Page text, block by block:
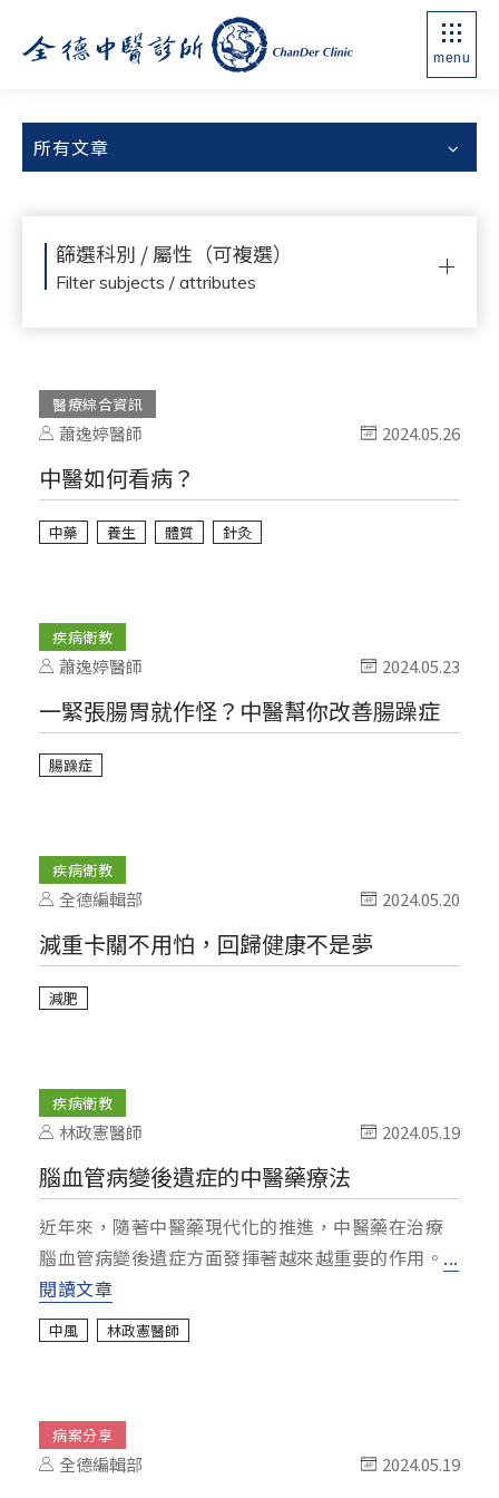
menu
所有文章
篩選科別 / 屬性（可複選）
Filter subjects / attributes
醫療綜合資訊
蕭逸婷醫師 2024.05.26
中醫如何看病？
中藥 養生 體質 針灸
疾病衛教
蕭逸婷醫師 2024.05.23
一緊張腸胃就作怪？中醫幫你改善腸躁症
腸躁症
疾病衛教
全德編輯部 2024.05.20
減重卡關不用怕，回歸健康不是夢
減肥
疾病衛教
林政憲醫師 2024.05.19
腦血管病變後遺症的中醫藥療法
近年來，隨著中醫藥現代化的推進，中醫藥在治療
腦血管病變後遺症方面發揮著越來越重要的作用。 ...
閱讀文章
中風 林政憲醫師
病案分享
全德編輯部 2024.05.19